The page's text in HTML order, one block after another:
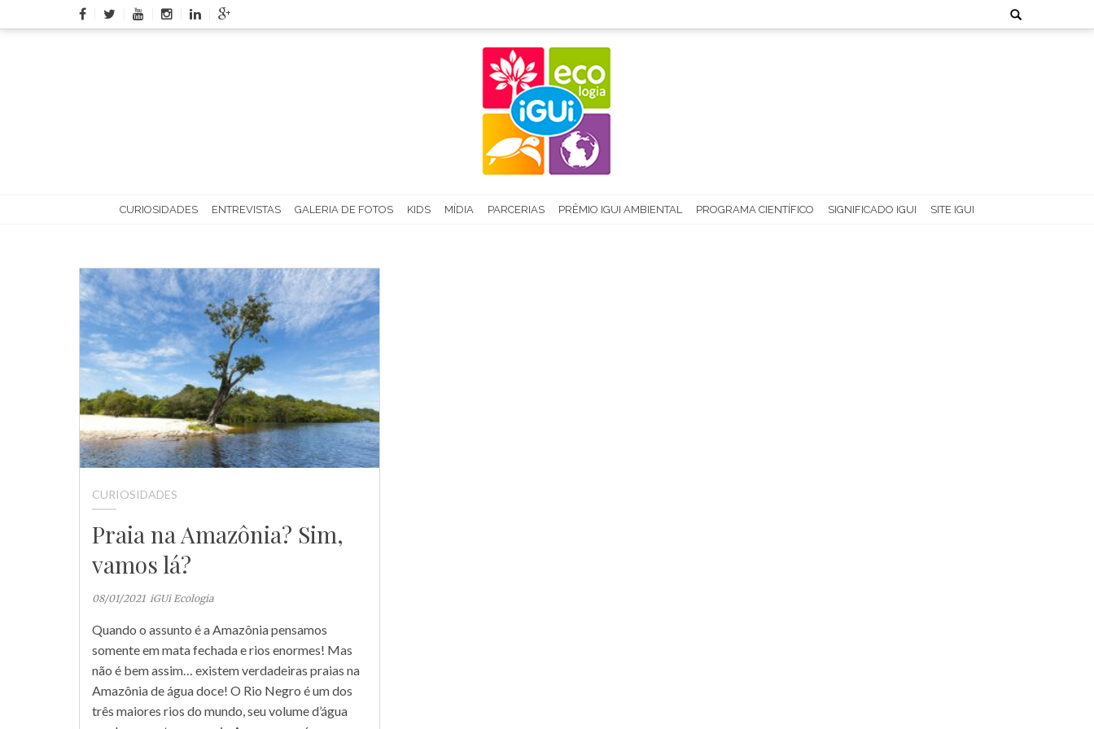
to
Search
for:
CURIOSIDADES ENTREVISTAS GALERIA DE FOTOS KIDS MÍDIA PARCERIAS PRÊMIO IGUI AMBIENTAL PROGRAMA CIENTÍFICO SIGNIFICADO IGUI SITE IGUI
CURIOSIDADES
Praia na Amazônia? Sim,
vamos lá?
08/01/2021 iGUi Ecologia
Quando o assunto é a Amazônia pensamos
somente em mata fechada e rios enormes! Mas
não é bem assim… existem verdadeiras praias na
Amazônia de água doce! O Rio Negro é um dos
três maiores rios do mundo, seu volume d’água